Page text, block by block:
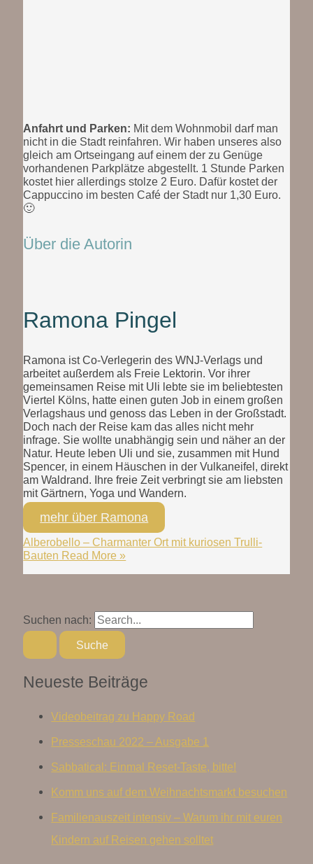
Anfahrt und Parken: Mit dem Wohnmobil darf man
nicht in die Stadt reinfahren. Wir haben unseres also
gleich am Ortseingang auf einem der zu Genüge
vorhandenen Parkplätze abgestellt. 1 Stunde Parken
kostet hier allerdings stolze 2 Euro. Dafür kostet der
Cappuccino im besten Café der Stadt nur 1,30 Euro.
🙂
Über die Autorin
Ramona Pingel
Ramona ist Co-Verlegerin des WNJ-Verlags und
arbeitet außerdem als Freie Lektorin. Vor ihrer
gemeinsamen Reise mit Uli lebte sie im beliebtesten
Viertel Kölns, hatte einen guten Job in einem großen
Verlagshaus und genoss das Leben in der Großstadt.
Doch nach der Reise kam das alles nicht mehr
infrage. Sie wollte unabhängig sein und näher an der
Natur. Heute leben Uli und sie, zusammen mit Hund
Spencer, in einem Häuschen in der Vulkaneifel, direkt
am Waldrand. Ihre freie Zeit verbringt sie am liebsten
mit Gärtnern, Yoga und Wandern.
mehr über Ramona
Alberobello – Charmanter Ort mit kuriosen Trulli-
Bauten Read More »
Suchen nach:
Neueste Beiträge
Videobeitrag zu Happy Road
Presseschau 2022 – Ausgabe 1
Sabbatical: Einmal Reset-Taste, bitte!
Komm uns auf dem Weihnachtsmarkt besuchen
Familienauszeit intensiv – Warum ihr mit euren
Kindern auf Reisen gehen solltet